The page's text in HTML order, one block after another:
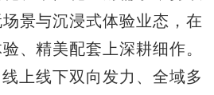
景与沉浸式体验业态，在
、精美配套上深耕细作。
上线下双向发力、全域多